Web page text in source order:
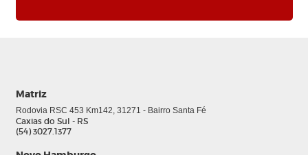
Matriz
Rodovia RSC 453 Km142, 31271 - Bairro Santa Fé
Caxias do Sul - RS
(54) 3027.1377